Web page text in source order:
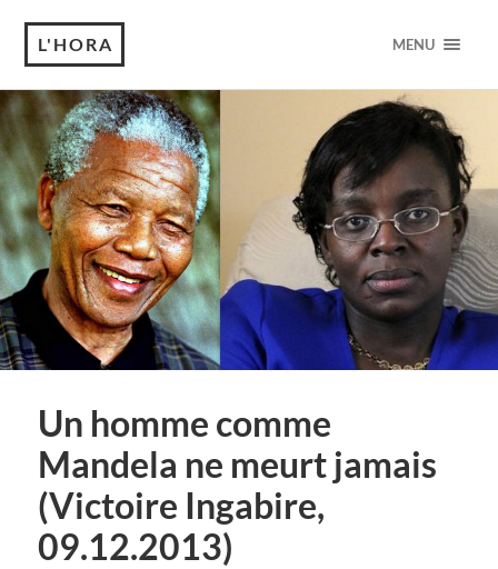
L'HORA MENU
Un homme comme
Mandela ne meurt jamais
(Victoire Ingabire,
09.12.2013)